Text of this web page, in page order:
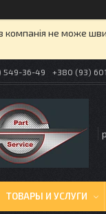
компанія не може
549-36-49 +380 (93)
ТОВАРЫ И УСЛУГИ